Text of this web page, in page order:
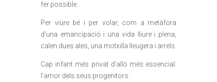
fer possible.
Per viure bé i per volar, com a metàfora
d’una emancipació i una vida lliure i plena,
calen dues ales, una motxilla lleugera i arrels.
Cap infant més privat d’allò més essencial:
l’amor dels seus progenitors.